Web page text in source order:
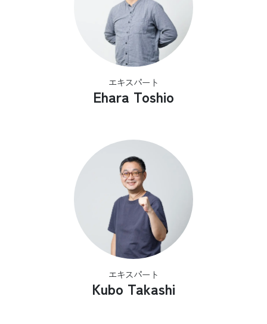
エキスパート
Ehara Toshio
エキスパート
Kubo Takashi